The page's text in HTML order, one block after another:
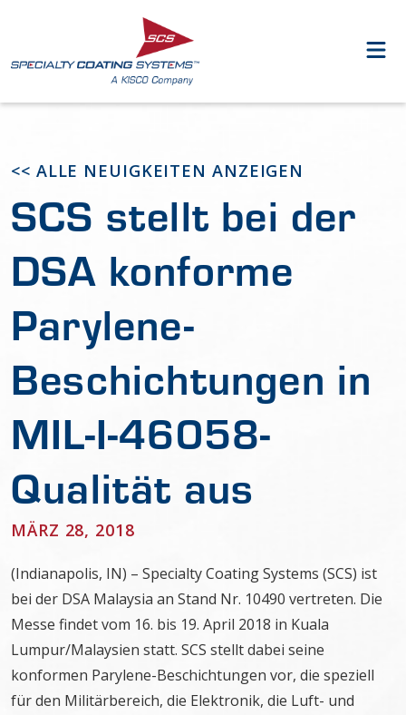
<< ALLE NEUIGKEITEN ANZEIGEN
SCS stellt bei der
DSA konforme
Parylene-
Beschichtungen in
MIL-I-46058-
Qualität aus
MÄRZ 28, 2018
(Indianapolis, IN) – Specialty Coating Systems (SCS) ist
bei der DSA Malaysia an Stand Nr. 10490 vertreten. Die
Messe findet vom 16. bis 19. April 2018 in Kuala
Lumpur/Malaysien statt. SCS stellt dabei seine
konformen Parylene-Beschichtungen vor, die speziell
für den Militärbereich, die Elektronik, die Luft- und